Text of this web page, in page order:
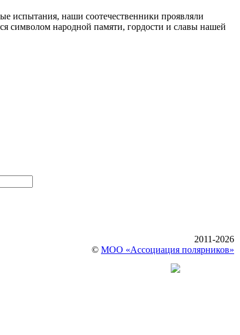
испытания, наши соотечественники проявляли
символом народной памяти, гордости и славы нашей
2011-2026
© МОО «Ассоциация полярников»